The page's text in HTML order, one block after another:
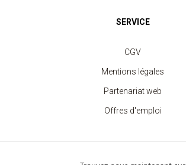
SERVICE
CGV
Mentions légales
Partenariat web
Offres d'emploi